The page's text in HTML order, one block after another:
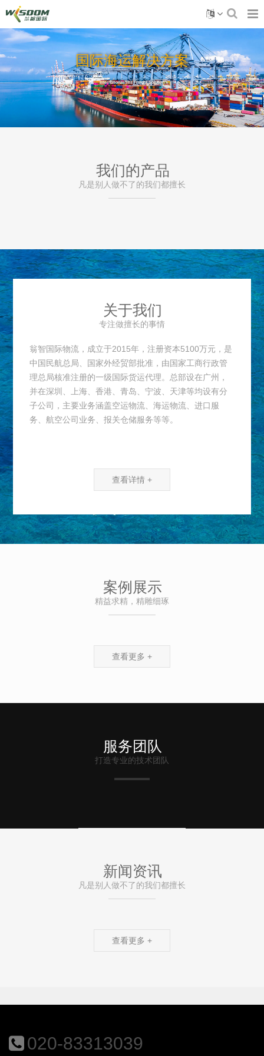
国际海运解决方案
International Sea Freight Solution
我们的产品
凡是别人做不了的我们都擅长
关于我们
专注做擅长的事情
翁智国际物流，成立于2015年，注册资本5100万元，是
中国民航总局、国家外经贸部批准，由国家工商行政管
理总局核准注册的一级国际货运代理。总部设在广州，
并在深圳、上海、香港、青岛、宁波、天津等均设有分
子公司，主要业务涵盖空运物流、海运物流、进口服
务、航空公司业务、报关仓储服务等等。
查看详情 +
案例展示
精益求精，精雕细琢
查看更多 +
服务团队
打造专业的技术团队
新闻资讯
凡是别人做不了的我们都擅长
查看更多 +
020-83313039